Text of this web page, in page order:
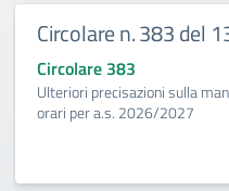
Circolare n. 383 del
Circolare 383
Ulteriori precisazioni sulla
orari per a.s. 2026/2027